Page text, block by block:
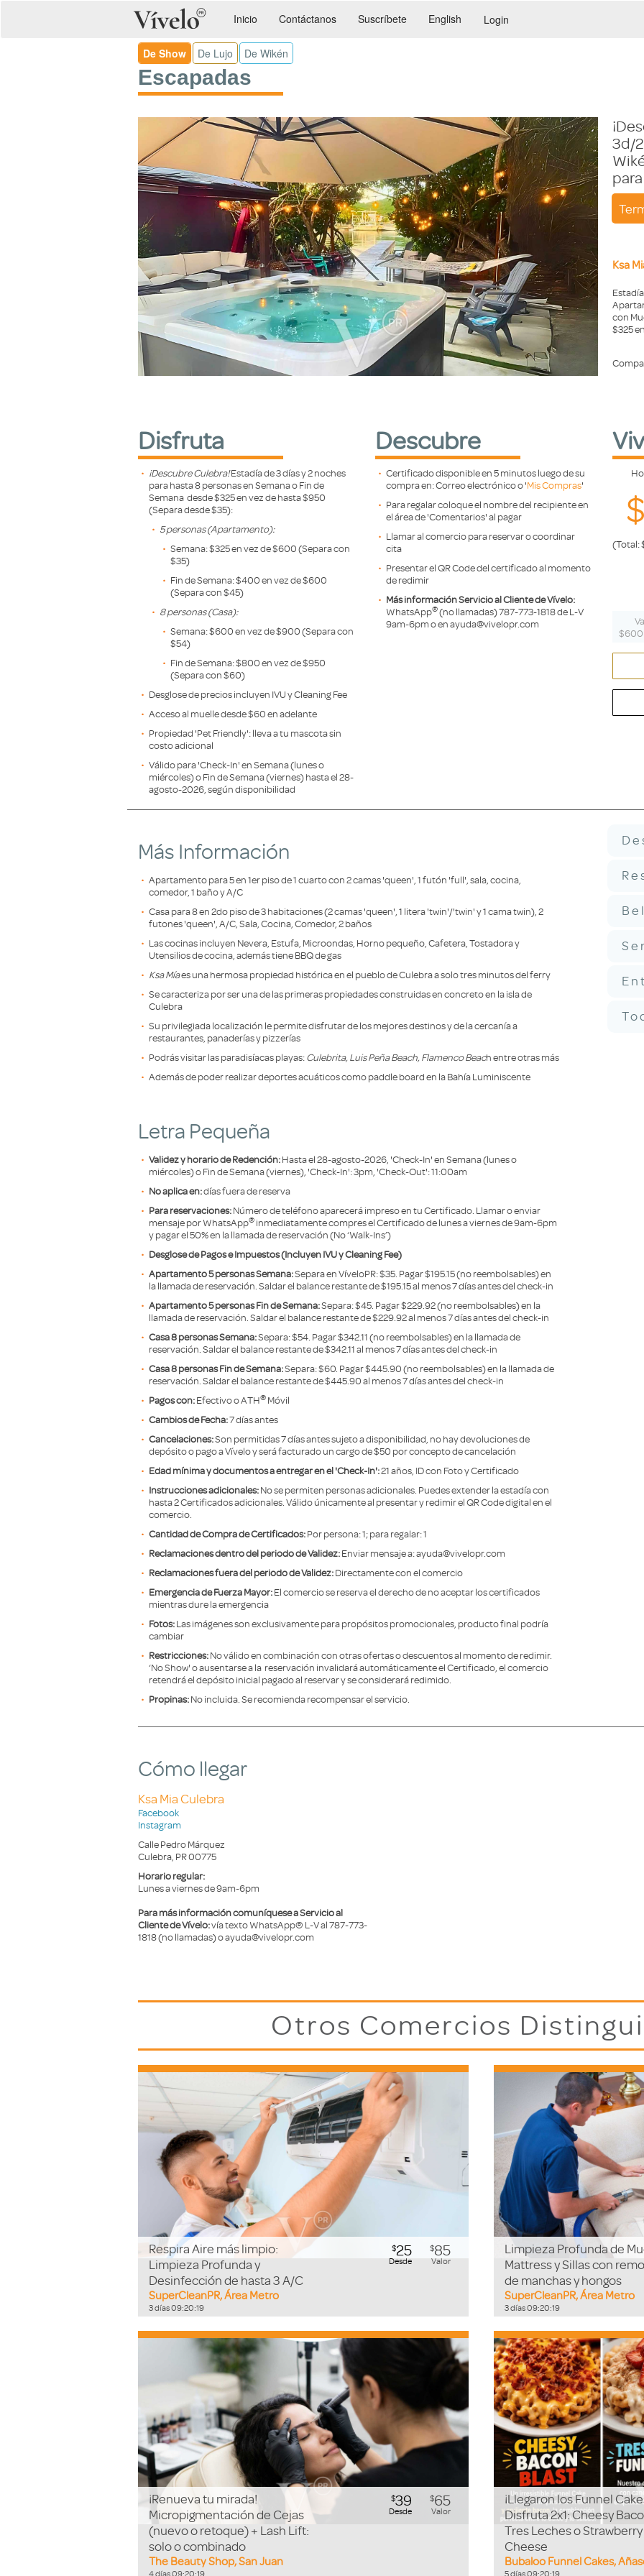
Inicio Contáctanos Suscríbete English Login
De Show De Lujo De Wikén
Escapadas
3d/
Ksa
con
$325
Disfruta
¡Descubre Culebra!Estadía de 3 días y 2 noches
para hasta 8 personas en Semana o Fin de
Semana desde $325 en vez de hasta $950
(Separa desde $35):
5 personas (Apartamento):
Semana: $325 en vez de $600 (Separa con
$35)
Fin de Semana: $400 en vez de $600
(Separa con $45)
8 personas (Casa):
Semana: $600 en vez de $900 (Separa con
$54)
Fin de Semana: $800 en vez de $950
(Separa con $60)
Desglose de precios incluyen IVU y Cleaning Fee
Acceso al muelle desde $60 en adelante
Propiedad 'Pet Friendly': lleva a tu mascota sin
costo adicional
Válido para 'Check-In' en Semana (lunes o
miércoles) o Fin de Semana (viernes) hasta el 28-
agosto-2026, según disponibilidad
Descubre
Certificado disponible en 5 minutos luego de su
compra en: Correo electrónico o 'Mis Compras'
Para regalar coloque el nombre del recipiente en
el área de 'Comentarios' al pagar
Llamar al comercio para reservar o coordinar
cita
Presentar el QR Code del certificado al momento
de redimir
Más información Servicio al Cliente de Vívelo:
WhatsApp®️(no llamadas) 787-773-1818 de L-V
9am-6pm o en ayuda@vivelopr.com
(Total:
$600
Más Información
Apartamento para 5 en 1er piso de 1 cuarto con 2 camas 'queen', 1 futón 'full', sala, cocina,
comedor, 1 baño y A/C
Casa para 8 en 2do piso de 3 habitaciones (2 camas 'queen', 1 litera 'twin'/'twin' y 1 cama twin), 2
futones 'queen', A/C, Sala, Cocina, Comedor, 2 baños
Las cocinas incluyen Nevera, Estufa, Microondas, Horno pequeño, Cafetera, Tostadora y
Utensilios de cocina, además tiene BBQ de gas
Ksa Míaes una hermosa propiedad histórica en el pueblo de Culebra a solo tres minutos del ferry
Se caracteriza por ser una de las primeras propiedades construidas en concreto en la isla de
Culebra
Su privilegiada localización le permite disfrutar de los mejores destinos y de la cercanía a
restaurantes, panaderías y pizzerías
Podrás visitar las paradisíacas playas:Culebrita, Luis Peña Beach, Flamenco Beach entre otras más
Además de poder realizar deportes acuáticos como paddle board en la Bahía Luminiscente
Letra Pequeña
Validez y horario de Redención:Hasta el 28-agosto-2026, 'Check-In' en Semana (lunes o
miércoles) o Fin de Semana (viernes), 'Check-In': 3pm, 'Check-Out': 11:00am
No aplica en:días fuera de reserva
Para reservaciones:Número de teléfono aparecerá impreso en tu Certificado. Llamar o enviar
mensaje por WhatsApp® inmediatamente compres el Certificado de lunes a viernes de 9am-6pm
y pagar el 50% en la llamada de reservación (No ‘Walk-Ins’)
Desglose de Pagos e Impuestos (Incluyen IVU y Cleaning Fee)
Apartamento 5 personas Semana:Separa en VíveloPR: $35. Pagar $195.15 (no reembolsables) en
la llamada de reservación. Saldar el balance restante de $195.15 al menos 7 días antes del check-in
Apartamento 5 personas Fin de Semana:Separa: $45. Pagar $229.92 (no reembolsables) en la
llamada de reservación. Saldar el balance restante de $229.92 al menos 7 días antes del check-in
Casa 8 personas Semana:Separa: $54. Pagar $342.11 (no reembolsables) en la llamada de
reservación. Saldar el balance restante de $342.11 al menos 7 días antes del check-in
Casa 8 personas Fin de Semana:Separa: $60. Pagar $445.90 (no reembolsables) en la llamada de
reservación. Saldar el balance restante de $445.90 al menos 7 días antes del check-in
Pagos con:Efectivo o ATH® Móvil
Cambios de Fecha:7 días antes
Cancelaciones:Son permitidas 7 días antes sujeto a disponibilidad, no hay devoluciones de
depósito o pago a Vívelo y será facturado un cargo de $50 por concepto de cancelación
Edad mínima y documentos a entregar en el 'Check-In':21 años, ID con Foto y Certificado
Instrucciones adicionales:No se permiten personas adicionales. Puedes extender la estadía con
hasta 2 Certificados adicionales. Válido únicamente al presentar y redimir el QR Code digital en el
comercio.
Cantidad de Compra de Certificados:Por persona: 1; para regalar: 1
Reclamaciones dentro del periodo de Validez:Enviar mensaje a: ayuda@vivelopr.com
Reclamaciones fuera del periodo de Validez:Directamente con el comercio
Emergencia de Fuerza Mayor:El comercio se reserva el derecho de no aceptar los certificados
mientras dure la emergencia
Fotos:Las imágenes son exclusivamente para propósitos promocionales, producto final podría
cambiar
Restricciones:No válido en combinación con otras ofertas o descuentos al momento de redimir.
‘No Show' o ausentarse a la reservación invalidará automáticamente el Certificado, el comercio
retendrá el depósito inicial pagado al reservar y se considerará redimido.
Propinas:No incluida. Se recomienda recompensar el servicio.
Cómo llegar
Ksa Mia Culebra
Facebook
Instagram
Calle Pedro Márquez
Culebra, PR 00775
Horario regular:
Lunes a viernes de 9am-6pm
Para más información comuníquese a Servicio al
Cliente de Vívelo:vía texto WhatsApp® L-V al 787-773-
1818 (no llamadas) o ayuda@vivelopr.com
Otros Comercios
Respira Aire más limpio:
Limpieza Profunda y
Desinfección de hasta 3 A/C
SuperCleanPR, Área Metro
3días09:20:18
$25
Desde
$85
Valor
Limpieza Profunda de
Mattress y Sillas con
de manchas y hongos
SuperCleanPR, Área Metro
3días09:20:18
¡Renueva tu mirada!
Micropigmentación de Cejas
(nuevo o retoque) + Lash Lift:
solo o combinado
The Beauty Shop, San Juan
4días09:20:18
$39
Desde
$65
Valor
¡Llegaron los Funnel
Disfruta 2x1: Cheesy
Tres Leches o
Cheese
Bubaloo Funnel Cakes,
5días09:20:18